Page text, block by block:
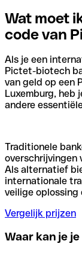
Wat moet
code van
Als je een
Pictet-biotech
van geld op een
Luxemburg, heb
andere
Traditionele
overschrijvingen
Als alternatief
internationale
veilige oplossing
Vergelijk prijzen
Waar kan je